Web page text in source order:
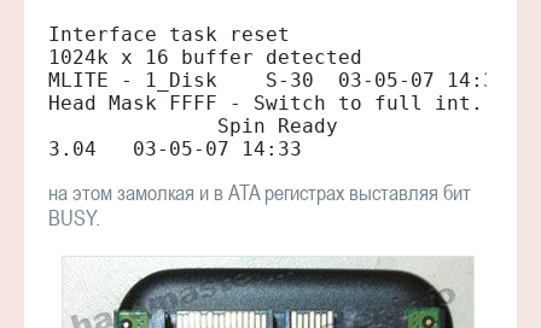
Interface task reset
1024k x 16 buffer detected
MLITE - 1_Disk    S-30  03-05-07 14:31
Head Mask FFFF - Switch to full int.
              Spin Ready
3.04   03-05-07 14:33
на этом замолкая и в ATA регистрах выставляя бит
BUSY.